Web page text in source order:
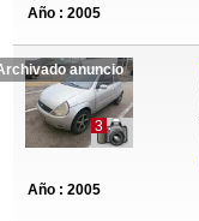
Año : 2005
anuncio
3
Año : 2005